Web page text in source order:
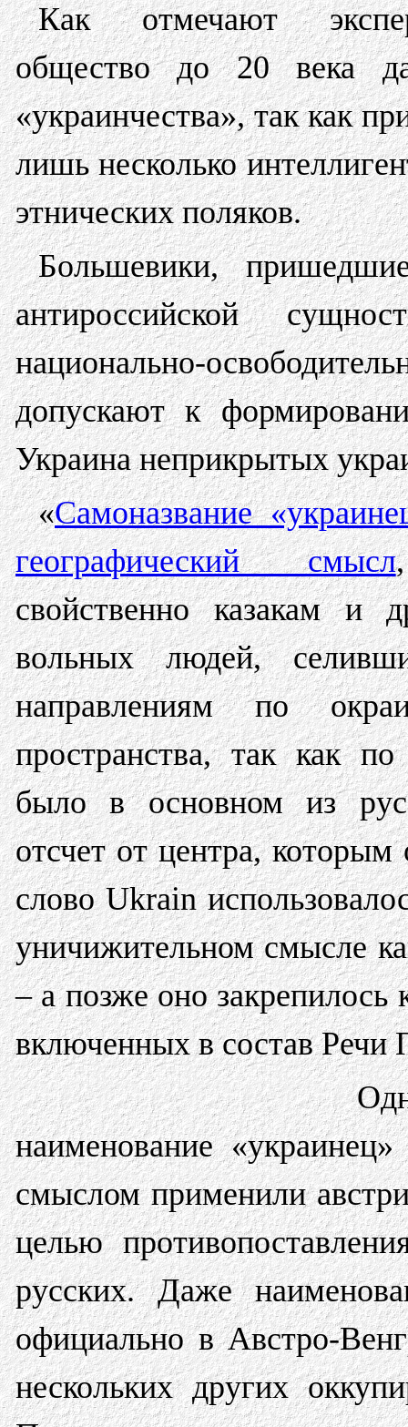
Как отмечают
общество до 20 века
«украинчества», так как
лишь несколько
этнических поляков.
Большевики,
антироссийской
национально-
допускают к
Украина неприкрытых
«Самоназвание
географический смысл
свойственно казакам и
вольных людей,
направлениям по
пространства, так как
было в основном из
отсчет от центра,
слово Ukrain
уничижительном смысле
– а позже оно
включенных в состав Речи
наименование
смыслом применили
целью
русских. Даже
официально в Австро-
нескольких других